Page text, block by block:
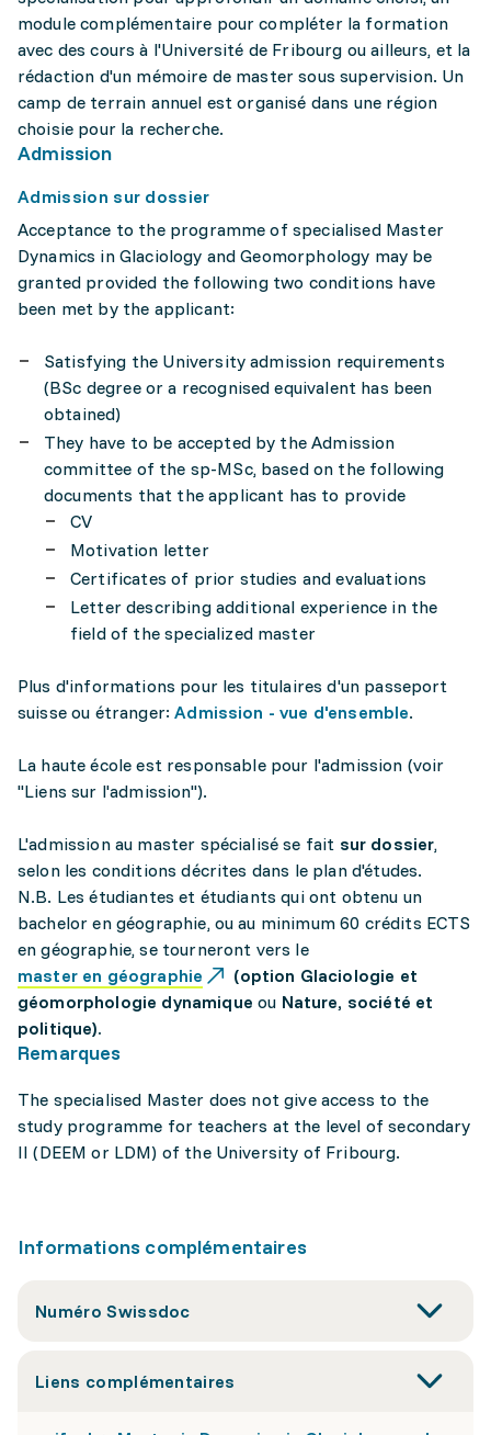
module complémentaire pour compléter la formation
avec des cours à l'Université de Fribourg ou ailleurs, et la
rédaction d'un mémoire de master sous supervision. Un
camp de terrain annuel est organisé dans une région
choisie pour la recherche.
Admission
Admission sur dossier
Acceptance to the programme of specialised Master
Dynamics in Glaciology and Geomorphology may be
granted provided the following two conditions have
been met by the applicant:
Satisfying the University admission requirements
(BSc degree or a recognised equivalent has been
obtained)
They have to be accepted by the Admission
committee of the sp-MSc, based on the following
documents that the applicant has to provide
CV
Motivation letter
Certificates of prior studies and evaluations
Letter describing additional experience in the
field of the specialized master
Plus d'informations pour les titulaires d'un passeport
suisse ou étranger:Admission - vue d'ensemble.
La haute école est responsable pour l'admission (voir
"Liens sur l'admission").
L'admission au master spécialisé se fait sur dossier,
selon les conditions décrites dans le plan d'études.
N.B. Les étudiantes et étudiants qui ont obtenu un
bachelor en géographie, ou au minimum 60 crédits ECTS
en géographie, se tourneront vers le
master en géographie
(option Glaciologie et
géomorphologie dynamiqueou Nature, société et
politique).
Remarques
The specialised Master does not give access to the
study programme for teachers at the level of secondary
II (DEEM or LDM) of the University of Fribourg.
Informations complémentaires
Numéro Swissdoc
Liens complémentaires